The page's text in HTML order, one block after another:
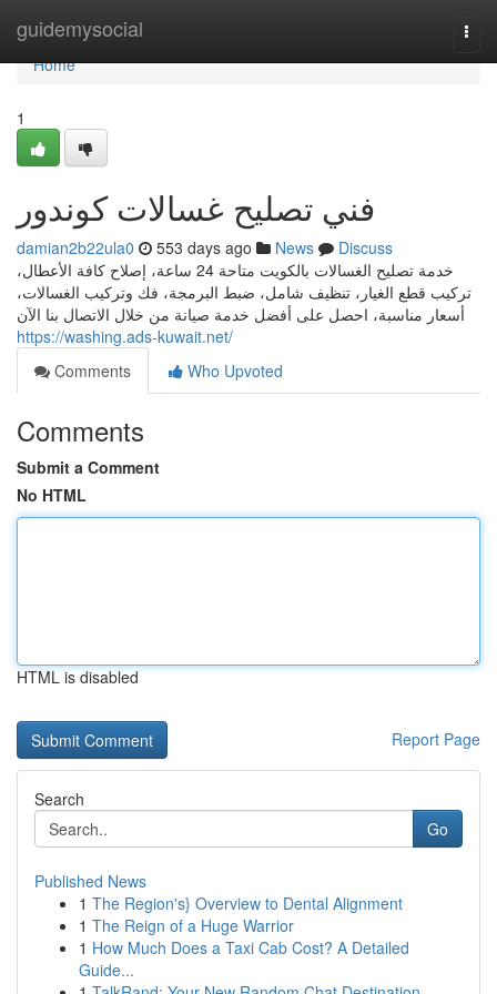
guidemysocial
Home
Home
1
فني تصليح غسالات كوندور
damian2b22ula0 553 days ago News
Discuss
خدمة تصليح الغسالات بالكويت متاحة 24 ساعة، إصلاح كافة الأعطال،
تركيب قطع الغيار، تنظيف شامل، ضبط البرمجة، فك وتركيب الغسالات،
أسعار مناسبة، احصل على أفضل خدمة صيانة من خلال الاتصال بنا الآن
https://washing.ads-kuwait.net/
Comments
Who Upvoted
Comments
Submit a Comment
No HTML
HTML is disabled
Report Page
Search
Go
Published News
1 The Region's} Overview to Dental Alignment
1 The Reign of a Huge Warrior
1 How Much Does a Taxi Cab Cost? A Detailed
Guide...